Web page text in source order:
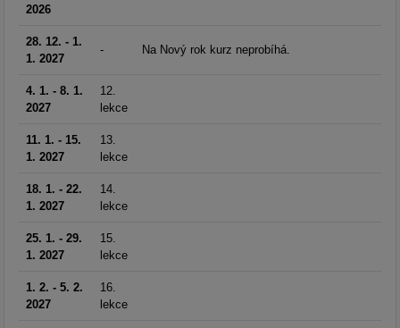
2026
28. 12. - 1.
1. 2027
- Na Nový rok kurz neprobíhá.
4. 1. - 8. 1.
2027
12.
lekce
11. 1. - 15.
1. 2027
13.
lekce
18. 1. - 22.
1. 2027
14.
lekce
25. 1. - 29.
1. 2027
15.
lekce
1. 2. - 5. 2.
2027
16.
lekce